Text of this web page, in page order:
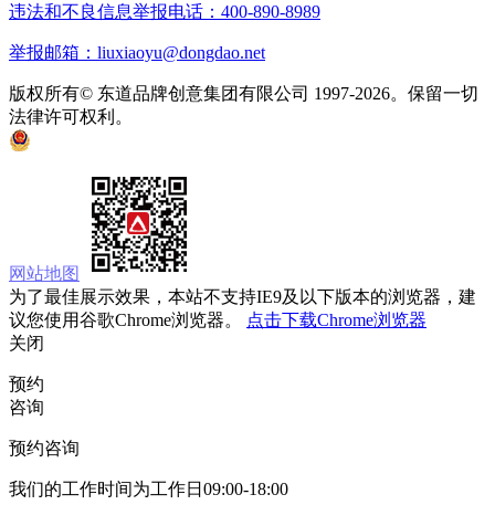
违法和不良信息举报电话：400-890-8989
举报邮箱：liuxiaoyu@dongdao.net
版权所有© 东道品牌创意集团有限公司 1997-2026。保留一切
法律许可权利。
网站地图
为了最佳展示效果，本站不支持IE9及以下版本的浏览器，建
议您使用谷歌Chrome浏览器。
点击下载Chrome浏览器
关闭
预约
咨询
预约咨询
我们的工作时间为工作日09:00-18:00